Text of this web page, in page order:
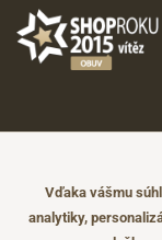
Vďaka vášmu
analytiky,